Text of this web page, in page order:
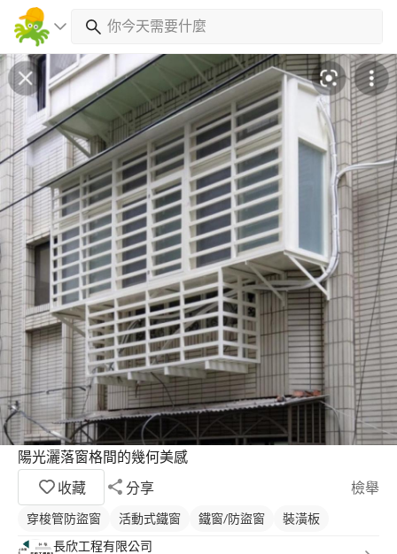
陽光灑落窗格間的幾何美感
收藏
分享 檢舉
穿梭管防盜窗 活動式鐵窗 鐵窗/防盜窗
裝潢板
長欣工程有限公司